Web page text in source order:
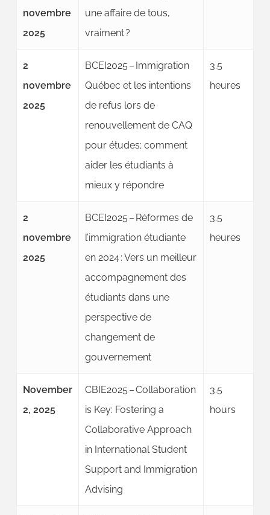
novembre
2025
une affaire de tous,
vraiment ?
2
novembre
2025
BCEI2025 – Immigration
Québec et les intentions
de refus lors de
renouvellement de CAQ
pour études; comment
aider les étudiants à
mieux y répondre
3.5
heures
2
novembre
2025
BCEI2025 – Réformes de
l’immigration étudiante
en 2024 : Vers un meilleur
accompagnement des
étudiants dans une
perspective de
changement de
gouvernement
3.5
heures
November
2, 2025
CBIE2025 – Collaboration
is Key: Fostering a
Collaborative Approach
in International Student
Support and Immigration
Advising
3.5
hours